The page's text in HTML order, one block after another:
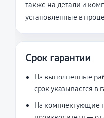
также на детали и
установленные в
Срок гарантии
На выполненные
срок указывается в
На комплектующие